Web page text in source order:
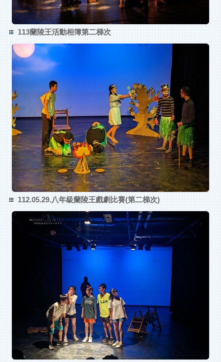
113蘭陵王活動相簿第二梯次
112.05.29.八年級蘭陵王戲劇比賽(第二梯次)